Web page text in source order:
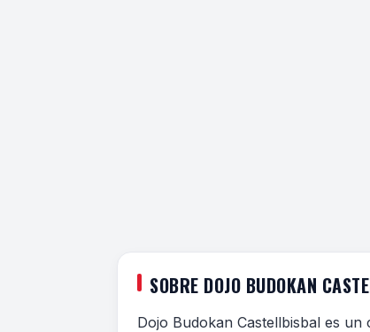
SOBRE DOJO BUDOKAN
Dojo Budokan Castellbisbal es